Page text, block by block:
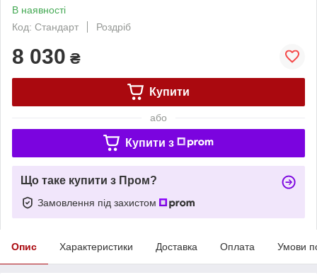
В наявності
Код: Стандарт
Роздріб
8 030 ₴
Купити
або
Купити з
Що таке купити з Пром?
Замовлення під захистом
Опис Характеристики Доставка Оплата Умови